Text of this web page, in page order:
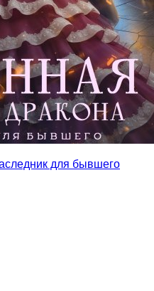
для бывшего